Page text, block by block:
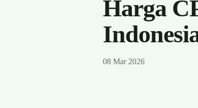
Harga
08 Mar 2026